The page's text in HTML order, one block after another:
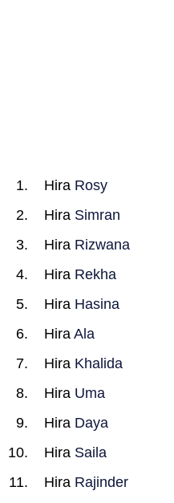
Hira Rosy
Hira Simran
Hira Rizwana
Hira Rekha
Hira Hasina
Hira Ala
Hira Khalida
Hira Uma
Hira Daya
Hira Saila
Hira Rajinder